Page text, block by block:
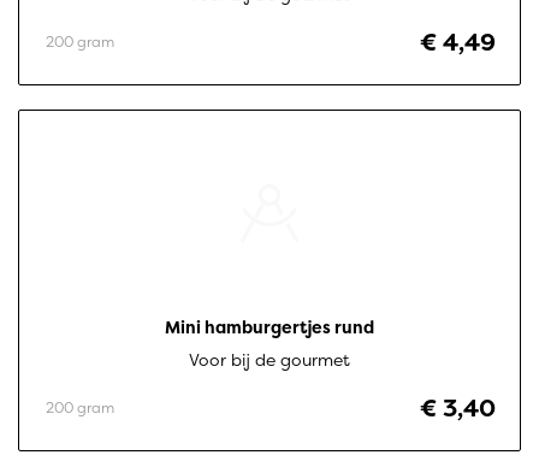
€ 4,49
200 gram
Mini hamburgertjes rund
Voor bij de gourmet
€ 3,40
200 gram